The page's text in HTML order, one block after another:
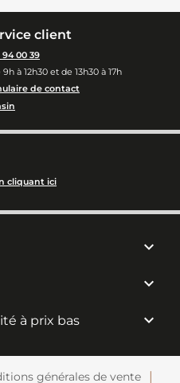
client
94 00 39
à 12h30 et de 13h30 à 17h
de contact
cliquant ici


à prix bas 
générales de vente